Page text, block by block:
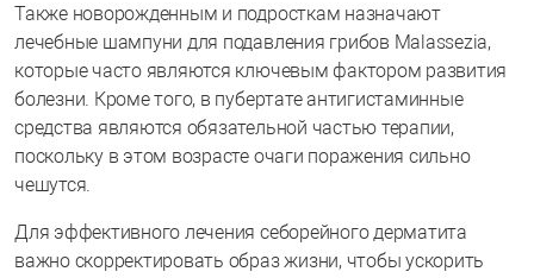
Также новорожденным и подросткам назначают
лечебные шампуни для подавления грибов Malassezia,
которые часто являются ключевым фактором развития
болезни. Кроме того, в пубертате антигистаминные
средства являются обязательной частью терапии,
поскольку в этом возрасте очаги поражения сильно
чешутся.
Для эффективного лечения себорейного дерматита
важно скорректировать образ жизни, чтобы ускорить